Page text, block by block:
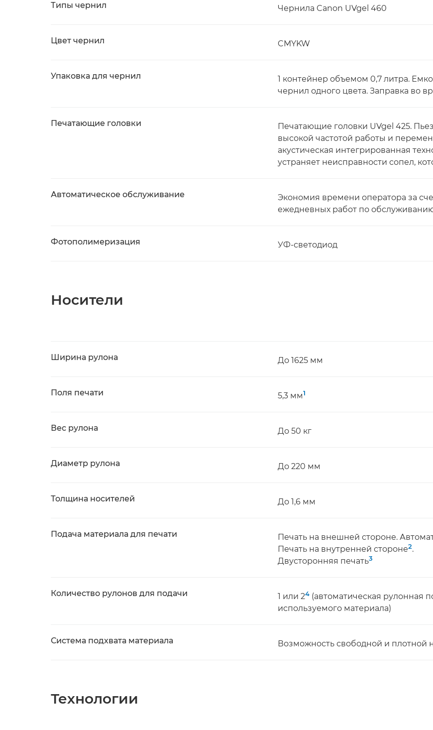
Типы чернил Чернила Canon UVgel 460
Цвет чернил CMYKW
Упаковка для чернил
1 контейнер объемом 0,7 литра.
чернил одного цвета. Заправка во
Печатающие головки
Печатающие головки UVgel 425.
высокой частотой работы и
акустическая интегрированная
устраняет неисправности сопел,
Автоматическое обслуживание
Экономия времени оператора за
ежедневных работ по
Фотополимеризация УФ-светодиод
Носители
Ширина рулона До 1625 мм
Поля печати 5,3 мм1
Вес рулона До 50 кг
Диаметр рулона До 220 мм
Толщина носителей До 1,6 мм
Подача материала для печати
Печать на внешней стороне.
Печать на внутренней стороне2.
Двусторонняя печать3
Количество рулонов для подачи 1 или 24 (автоматическая рулонная
используемого материала)
Система подхвата материала Возможность свободной и плотной
Технологии